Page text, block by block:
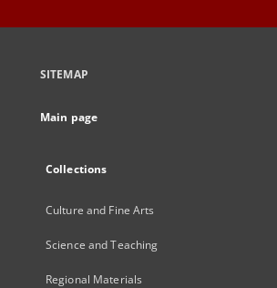
SITEMAP
Main page
Collections
Culture and Fine Arts
Science and Teaching
Regional Materials